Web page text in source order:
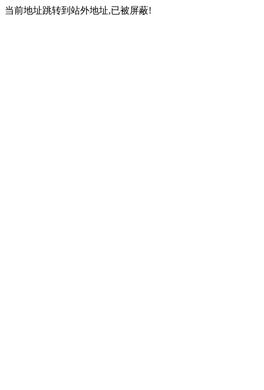
当前地址跳转到站外地址,已被屏蔽!